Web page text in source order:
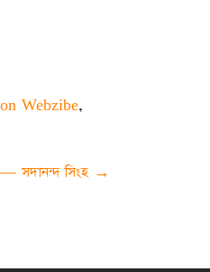
Webzibe,
সদানন্দ সিংহ →